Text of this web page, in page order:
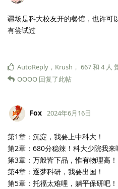
疆场是科大校友开的餐馆，也许可
有尝试过
AutoReply ， Krush ， 667和 4 人
OOOO 回复了此帖
Fox 2024年6月16日
第1章：沉淀，我要上中科大！
第2章：680分稳辣！科大少院我来
第3章：万般皆下品，惟有物理高！
第4章：逐梦科研，我要出国！
第5章：托福太难哩，躺平保研吧！